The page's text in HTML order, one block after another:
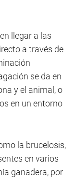
llegar a las
a través de
se da en
y el animal, o
en un entorno
la brucelosis,
en varios
ganadera, por